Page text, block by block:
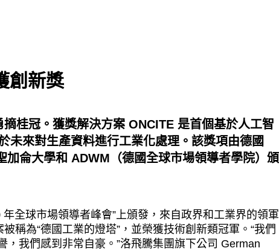
創新獎
桂冠。獲獎解決方案 ONCITE 是首個基於人工智
未來對生產資料進行工業化處理。該獎項由德國
加侖大學和 ADWM （德國全球市場領導者學院）頒
全球市場領導者峰會”上頒發，來自政界和工業界的領軍
稱為“德國工業的燈塔”，並榮獲技術創新類冠軍。“我們
我們感到非常自豪。”洛飛騰集團旗下公司 German